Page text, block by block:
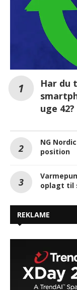
Har du
uge 42?
NG
position
oplagt til
REKLAME